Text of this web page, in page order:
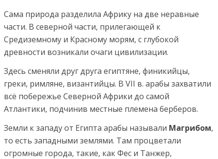
Сама природа разделила Африку на две неравные
части. В северной части, прилегающей к
Средиземному и Красному морям, с глубокой
древности возникали очаги цивилизации.
Здесь сменяли друг друга египтяне, финикийцы,
греки, римляне, византийцы. В VII в. арабы захватили
всё побережье Северной Африки до самой
Атлантики, подчинив местные племена берберов.
Земли к западу от Египта арабы называли Магрибом,
то есть западными землями. Там процветали
огромные города, такие, как Фес и Танжер,